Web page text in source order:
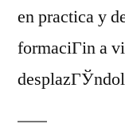
en practica y
formaciГіn a